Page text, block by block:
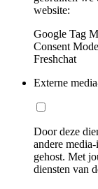
website:
Google Tag
Consent
Freshchat
Externe
Door deze
andere
gehost. Met
diensten van